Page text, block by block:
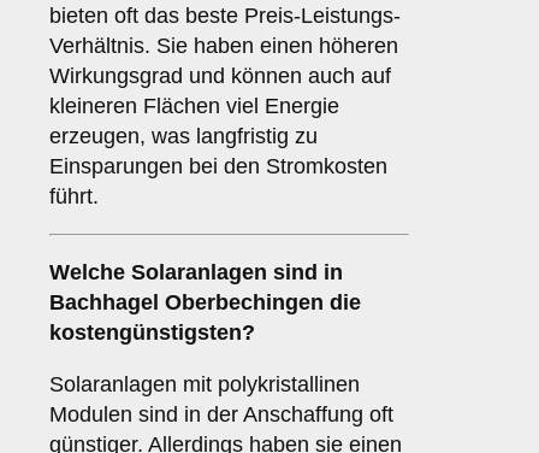
bieten oft das beste Preis-Leistungs-
Verhältnis. Sie haben einen höheren
Wirkungsgrad und können auch auf
kleineren Flächen viel Energie
erzeugen, was langfristig zu
Einsparungen bei den Stromkosten
führt.
Welche Solaranlagen sind in
Bachhagel Oberbechingen die
kostengünstigsten?
Solaranlagen mit polykristallinen
Modulen sind in der Anschaffung oft
günstiger. Allerdings haben sie einen